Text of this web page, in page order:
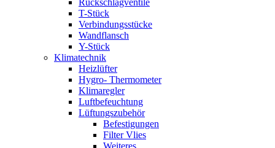
Rückschlagventile
T-Stück
Verbindungsstücke
Wandflansch
Y-Stück
Klimatechnik
Heizlüfter
Hygro- Thermometer
Klimaregler
Luftbefeuchtung
Lüftungszubehör
Befestigungen
Filter Vlies
Weiteres